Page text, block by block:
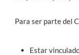
Para ser parte del
Estar